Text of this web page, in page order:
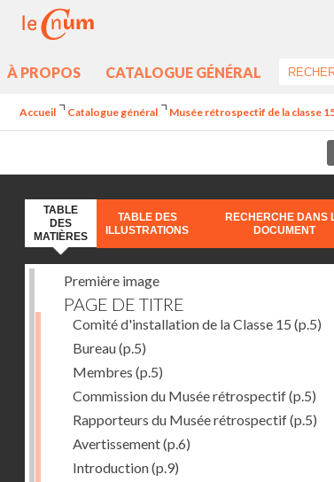
À PROPOS CATALOGUE GÉNÉRAL
Accueil Catalogue général Musée rétrospectif de la classe
TABLE
DES
MATIÈRES
TABLE DES
ILLUSTRATIONS
RECHERCHE DANS
DOCUMENT
Première image
PAGE DE TITRE
Comité d'installation de la Classe 15 (p.5)
Bureau(p.5)
Membres (p.5)
Commission du Musée rétrospectif(p.5)
Rapporteurs du Musée rétrospectif(p.5)
Avertissement(p.6)
Introduction(p.9)